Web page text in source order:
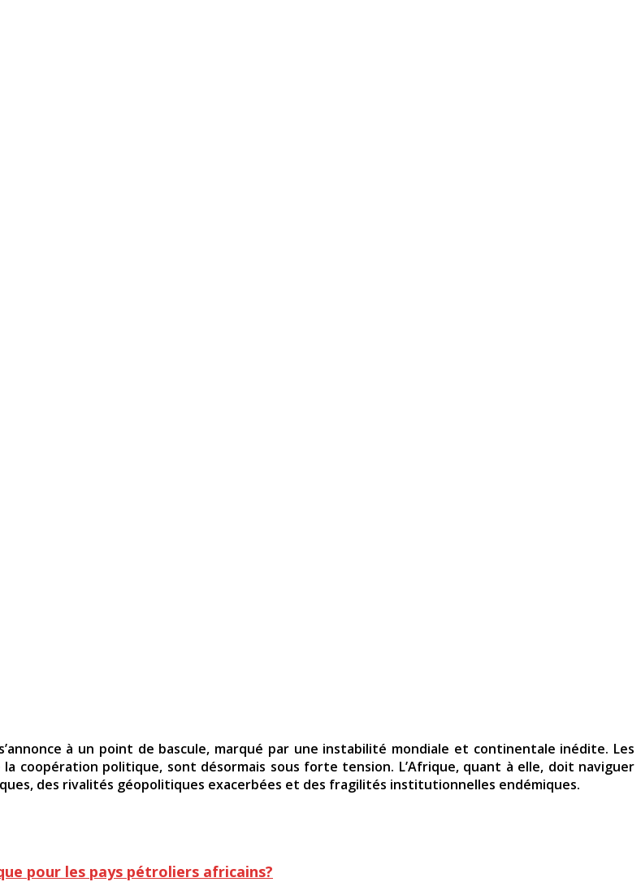
à un point de bascule, marqué par une instabilité mondiale et continentale inédite. Les
coopération politique, sont désormais sous forte tension. L’Afrique, quant à elle, doit naviguer
des rivalités géopolitiques exacerbées et des fragilités institutionnelles endémiques.
pour les pays pétroliers africains?